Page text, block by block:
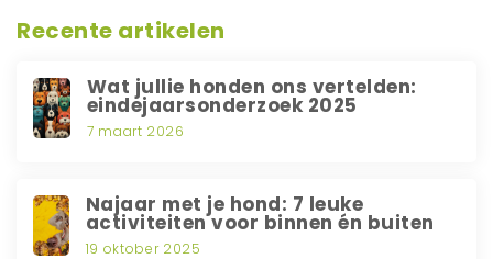
Recente artikelen
Wat jullie honden ons vertelden:
eindejaarsonderzoek 2025
7 maart 2026
Najaar met je hond: 7 leuke
activiteiten voor binnen én buiten
19 oktober 2025